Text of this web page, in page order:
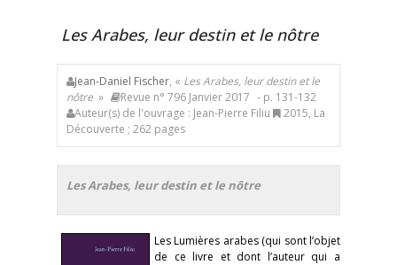
Les Arabes, leur destin et le nôtre
Jean-Daniel Fischer, « Les Arabes, leur destin et le
nôtre » Revue n° 796 Janvier 2017 - p. 131-132
Auteur(s) de l'ouvrage : Jean-Pierre Filiu
2015, La
Découverte ; 262 pages
Les Arabes, leur destin et le nôtre
Les Lumières arabes (qui sont l’objet
de ce livre et dont l’auteur qui a